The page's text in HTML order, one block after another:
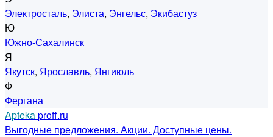
Электросталь, Элиста, Энгельс, Экибастуз
Ю
Южно-Сахалинск
Я
Якутск, Ярославль, Янгиюль
Ф
Фергана
Aptekaproff.ru
Выгодные предложения. Акции. Доступные цены.